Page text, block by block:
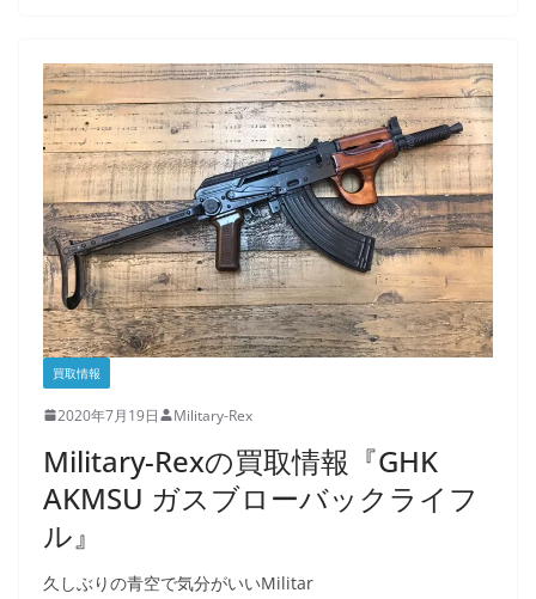
買取情報
2020年7月19日 Military-Rex
Military-Rexの買取情報『GHK
AKMSU ガスブローバックライフ
ル』
久しぶりの青空で気分がいいMilitar